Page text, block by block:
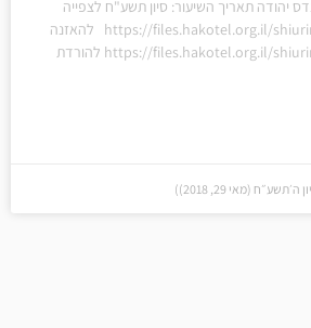
יהודה תאריך השיעור: סיון תשע"ח לצפייה
בשיעור: https://files.hakotel.org.il/shiurim/25951.mp4 להאזנה
לשיעור: https://files.hakotel.org.il/shiurim/25951.mp3 להורדת
(מאי 29, 2018))